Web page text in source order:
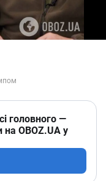
головного —
на OBOZ.UA у